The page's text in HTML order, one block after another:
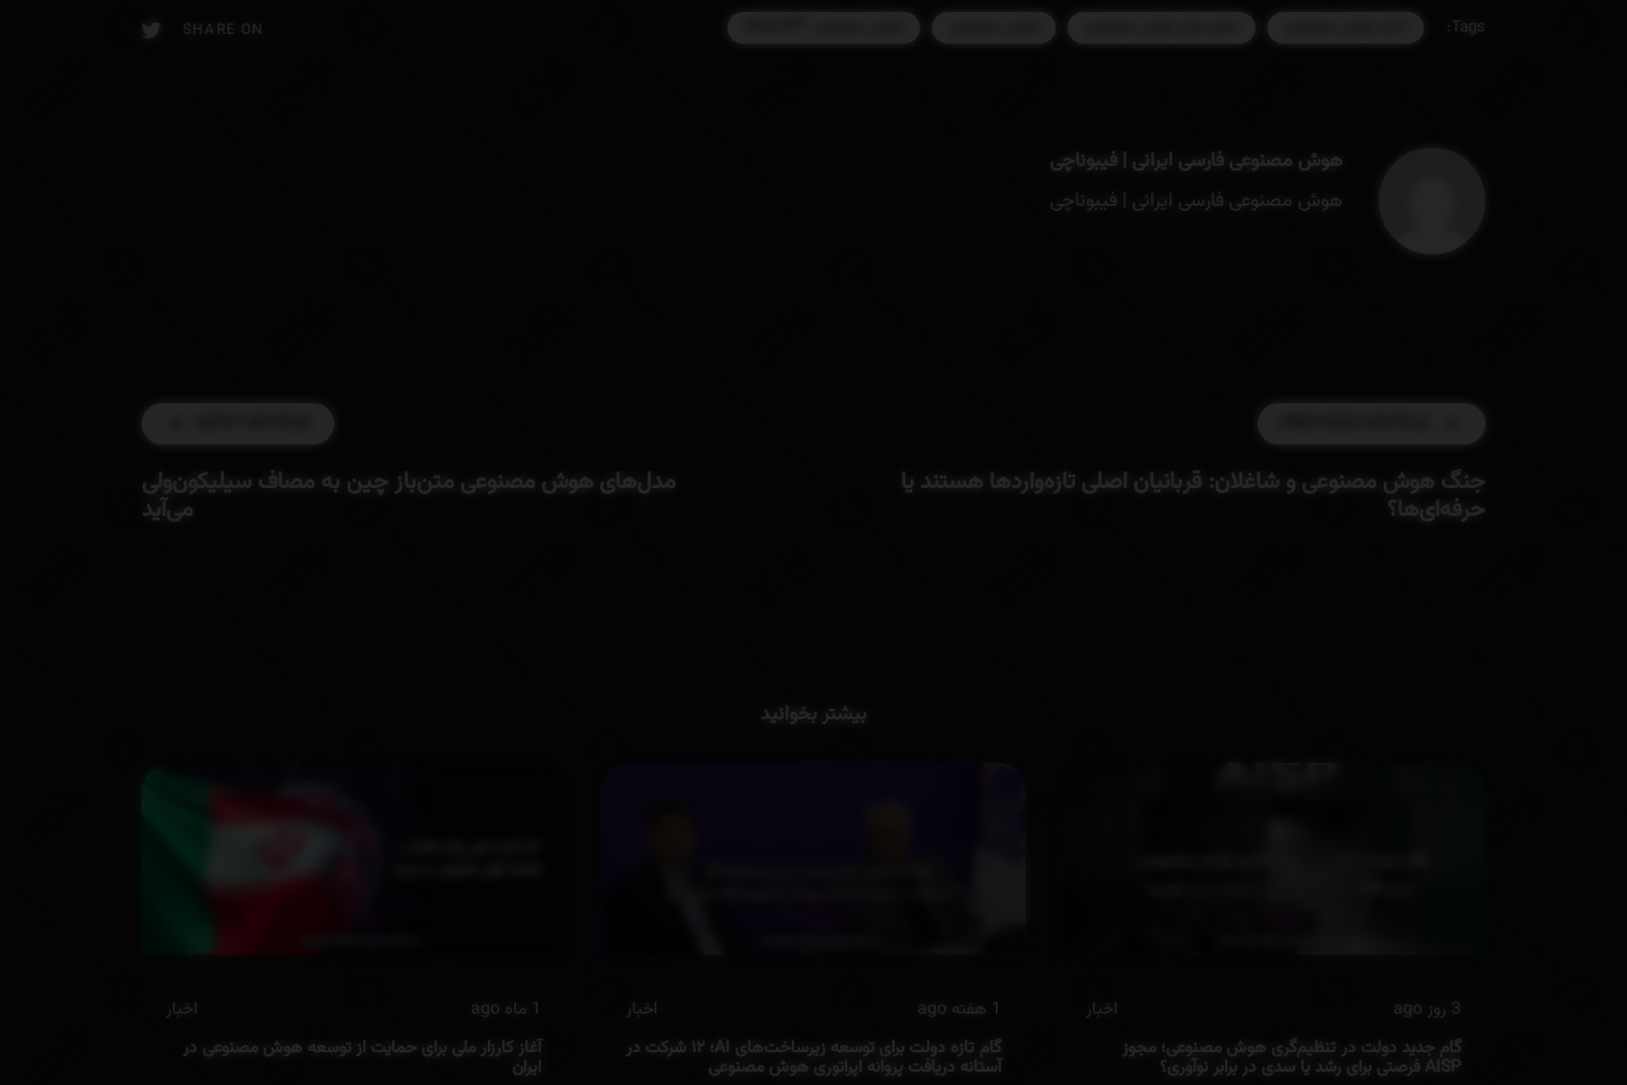
Tags:
SHARE ON
هوش مصنوعی فارسی ایرانی | فیبوناچی
هوش مصنوعی فارسی ایرانی | فیبوناچی
جنگ هوش مصنوعی و شاغلان: قربانیان اصلی تازه‌واردها هستند یا
حرفه‌ای‌ها؟
مدل‌های هوش مصنوعی متن‌باز چین به مصاف سیلیکون‌ولی
می‌آید
بیشتر بخوانید
3 روز ago
اخبار
گام جدید دولت در تنظیم‌گری هوش مصنوعی؛ مجوز
AISP فرصتی برای رشد یا سدی در برابر نوآوری؟
1 هفته ago
اخبار
گام تازه دولت برای توسعه زیرساخت‌های AI؛ ۱۲ شرکت در
آستانه دریافت پروانه‌ اپراتوری هوش مصنوعی
1 ماه ago
اخبار
آغاز کارزار ملی برای حمایت از توسعه هوش مصنوعی در
ایران